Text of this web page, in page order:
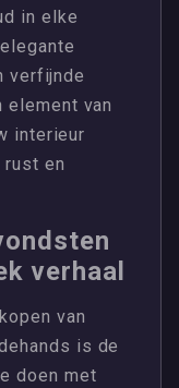
in elke
verfijnde
element van
interieur
en
verhaal
van
is de
doen met